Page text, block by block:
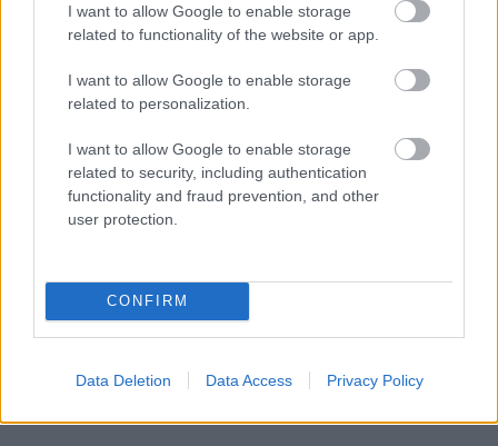
I want to allow Google to enable storage
related to functionality of the website or app.
I want to allow Google to enable storage
related to personalization.
I want to allow Google to enable storage
related to security, including authentication
functionality and fraud prevention, and other
user protection.
CONFIRM
Data Deletion Data Access Privacy Policy
Ignácz Ádám:
Mikor felelevenítette a forgatókönyvet, sikerült-e
arra is visszaemlékeznie, hogy magukat a
zenekarokat milyen szempontok alapján választotta
magukat a koncertjeleneteket milyen megfontolások
alapján vette fel? A zenéket hogyan építette be a
filmjébe?
kapcsolatban, tényleg nagyon vonzott az a zene. Így
amikor a beat elindult, nyilván az
figyeltem fel. Az Illés után a Metrót ismertem meg,
koncertekre is, és figyelni kezdtem a közönséget. Ez a